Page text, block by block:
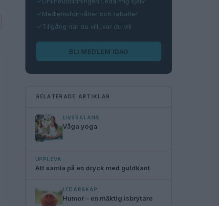
Medlemsförmåner och rabatter
Tillgång när du vill, var du vill
BLI MEDLEM IDAG
RELATERADE ARTIKLAR
LIVSBALANS
Våga yoga
UPPLEVA
Att samla på en dryck med guldkant
LEDARSKAP
Humor – en mäktig isbrytare